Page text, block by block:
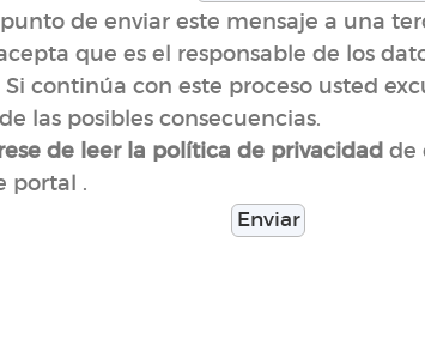
de enviar este mensaje a una
que es el responsable de los
continúa con este proceso usted
las posibles consecuencias.
de leer la política de privacidad de
portal .